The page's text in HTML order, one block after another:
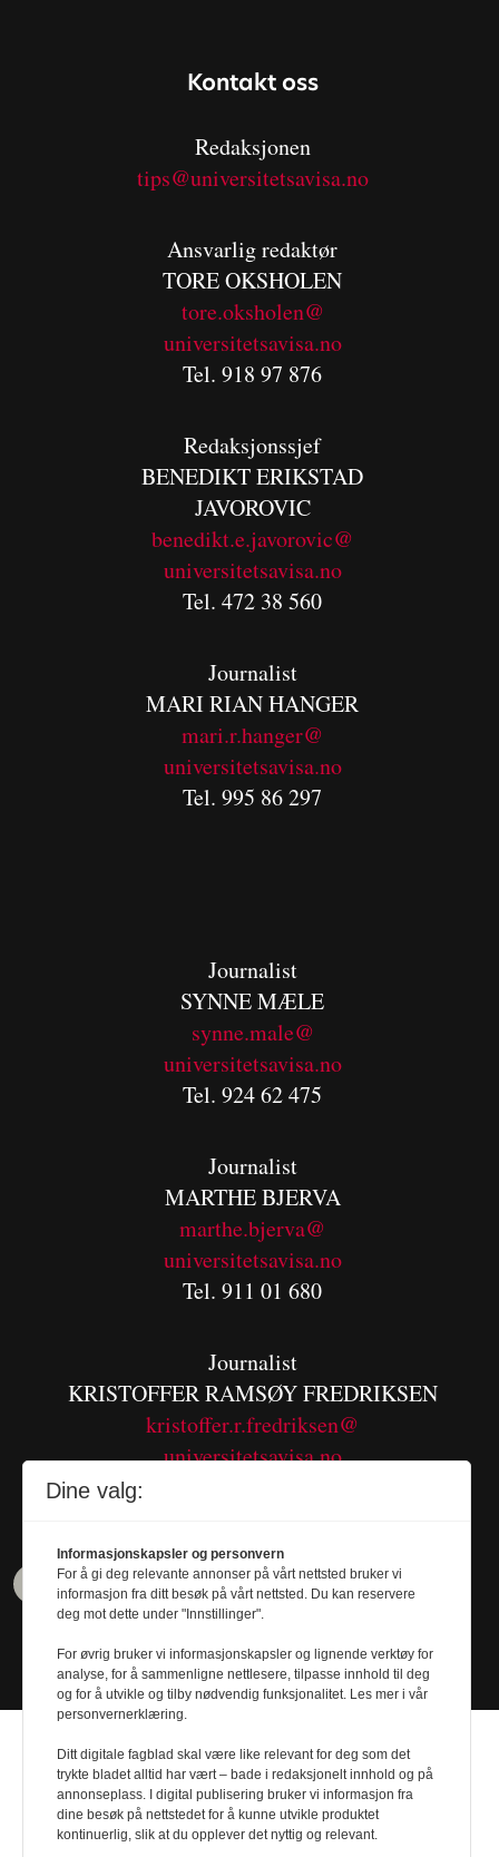
Kontakt oss
Redaksjonen
tips@universitetsavisa.no
Ansvarlig redaktør
TORE OKSHOLEN
tore.oksholen@
universitetsavisa.no
Tel. 918 97 876
Redaksjonssjef
BENEDIKTERIKSTAD
JAVOROVIC
benedikt.e.javorovic@
universitetsavisa.no
Tel. 472 38 560
Journalist
MARI RIAN HANGER
mari.r.hanger@
universitetsavisa.no
Tel. 995 86 297
Journalist
SYNNE MÆLE
synne.male@
universitetsavisa.no
Tel. 924 62 475
Journalist
MARTHE BJERVA
marthe.bjerva@
universitetsavisa.no
Tel. 911 01 680
Journalist
KRISTOFFER RAMSØY FREDRIKSEN
kristoffer.r.fredriksen@
universitetsavisa.no
Design byNordström Design- Powered by
Dine valg:
Informasjonskapsler og personvern
For å gi deg relevante annonser på vårt nettsted bruker vi
informasjon fra ditt besøk på vårt nettsted. Du kan reservere
deg mot dette under "Innstillinger".
For øvrig bruker vi informasjonskapsler og lignende verktøy for
analyse, for å sammenligne nettlesere, tilpasse innhold til deg
og for å utvikle og tilby nødvendig funksjonalitet. Les mer i vår
personvernerklæring.
Ditt digitale fagblad skal være like relevant for deg som det
trykte bladet alltid har vært – bade i redaksjonelt innhold og på
annonseplass. I digital publisering bruker vi informasjon fra
dine besøk på nettstedet for å kunne utvikle produktet
kontinuerlig, slik at du opplever det nyttig og relevant.